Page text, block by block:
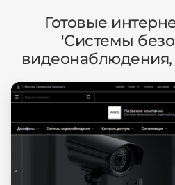
Готовые
'Системы
видеонаблюдения,